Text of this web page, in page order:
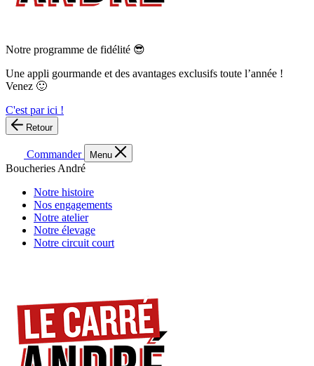
Notre programme de fidélité 😎
Une appli gourmande et des avantages exclusifs toute l’année !
Venez 🙂
C'est par ici !
Retour
Commander Menu
Boucheries André
Notre histoire
Nos engagements
Notre atelier
Notre élevage
Notre circuit court